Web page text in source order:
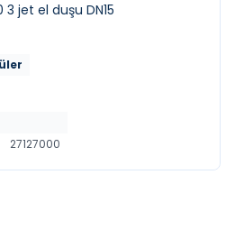
3 jet el duşu DN15
27127000